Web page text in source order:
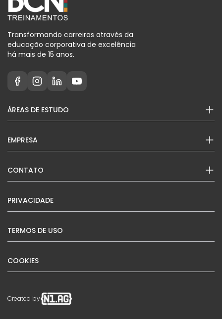
Transformando carreiras através da
educação corporativa de excelência
há mais de 15 anos.
ÁREAS DE ESTUDO
EMPRESA
CONTATO
PRIVACIDADE
TERMOS DE USO
COOKIES
Created by